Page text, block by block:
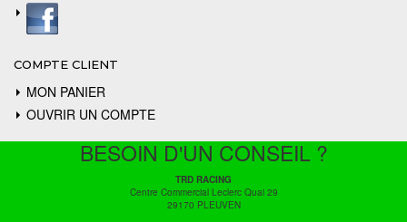
COMPTE CLIENT
MON PANIER
OUVRIR UN COMPTE
BESOIN D'UN CONSEIL ?
TRD RACING
Centre Commercial Leclerc Quai 29
29170 PLEUVEN